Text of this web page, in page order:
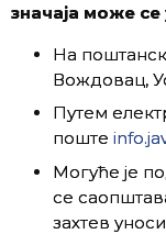
значаја може се
На
Вождовац,
Путем
поште
Могуће је
се
захтев